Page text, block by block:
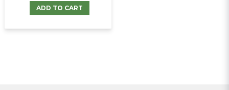
ADD TO CART